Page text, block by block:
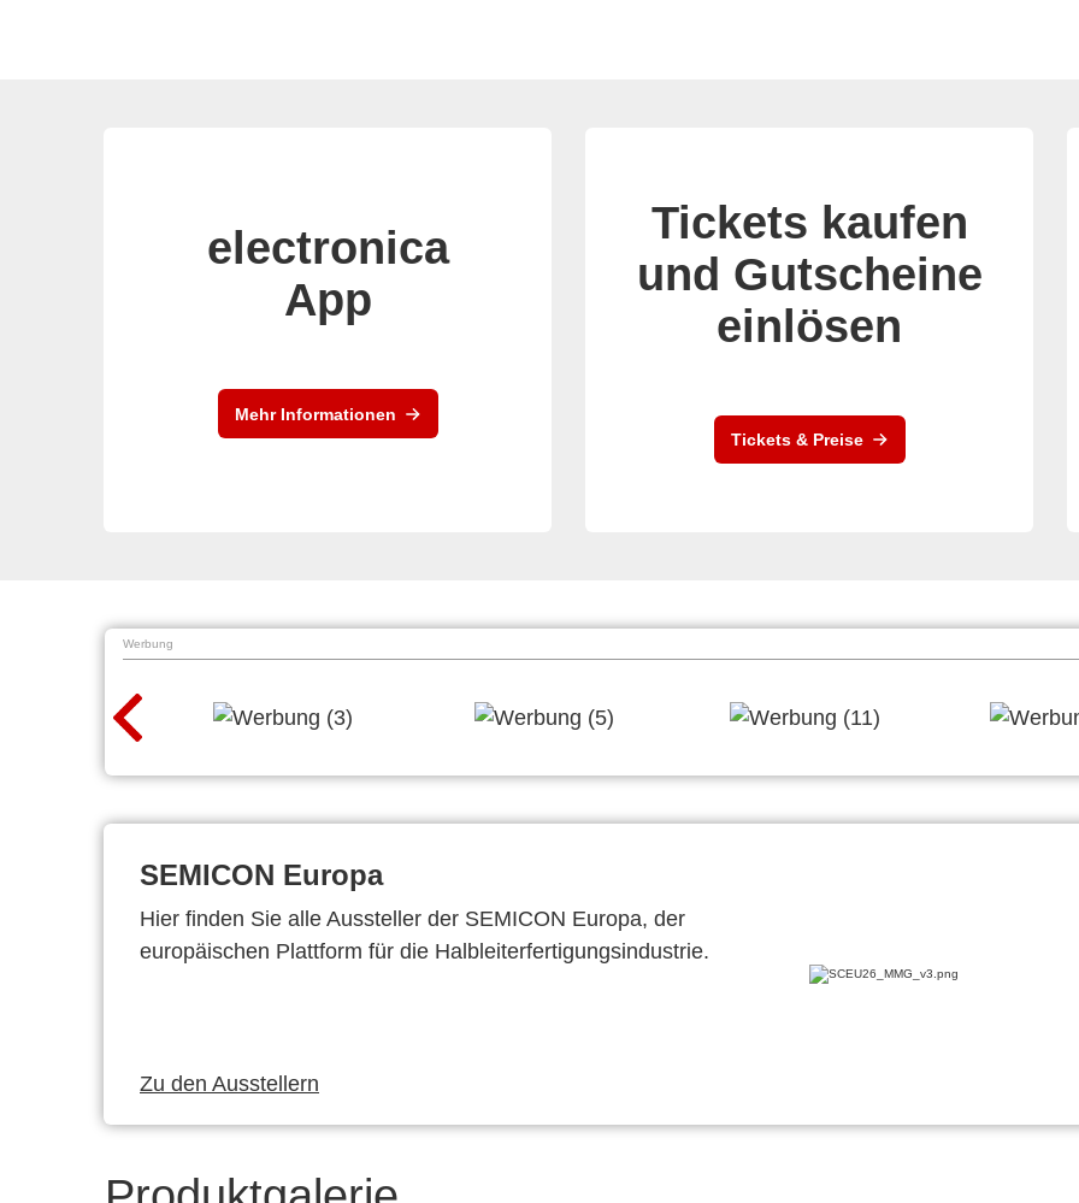
electronica
App
Mehr Informationen
Tickets kaufen
und Gutscheine
einlösen
Tickets & Preise
Werbung
SEMICON Europa
Hier finden Sie alle Aussteller der SEMICON Europa, der
europäischen Plattform für die Halbleiterfertigungsindustrie.
Zu den Ausstellern